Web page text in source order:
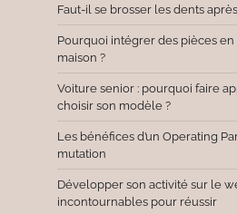
Faut-il se brosser les dents
Pourquoi intégrer des pièces
maison ?
Voiture senior : pourquoi faire
choisir son modèle ?
Les bénéfices d’un Operating
mutation
Développer son activité sur le
incontournables pour réussir